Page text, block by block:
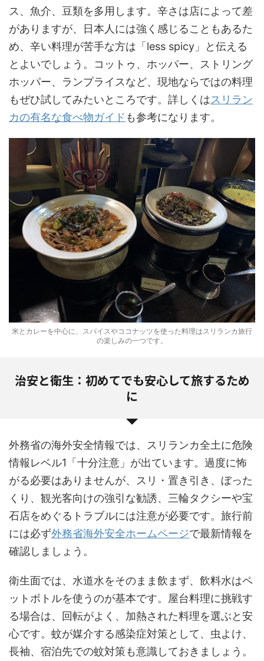
ス、魚介、豆類を多用します。辛さは店によって差
がありますが、日本人には強く感じることもあるた
め、辛い料理が苦手な方は「less spicy」と伝える
とよいでしょう。コットゥ、ホッパー、ストリング
ホッパー、ランプライスなど、現地ならではの料理
もぜひ試してみたいところです。詳しくはスリラン
カの有名な食べ物ガイド も参考になります。
米とカレーを中心に、スパイスやココナッツを使った料理はスリランカ旅行
の楽しみの一つです。
治安と衛生：初めてでも安心して旅するため
に
外務省の海外安全情報では、スリランカ全土に危険
情報レベル1「十分注意」が出ています。過度に怖
がる必要はありませんが、スリ・置き引き、ぼった
くり、観光客向けの強引な勧誘、三輪タクシーや宝
石店をめぐるトラブルには注意が必要です。旅行前
には必ず外務省海外安全ホームページで最新情報を
確認しましょう。
衛生面では、水道水をそのまま飲まず、飲料水はペ
ットボトルを使うのが基本です。屋台料理に挑戦す
る場合は、回転がよく、加熱された料理を選ぶと安
心です。蚊が媒介する感染症対策として、虫よけ、
長袖、宿泊先での蚊対策も意識しておきましょう。